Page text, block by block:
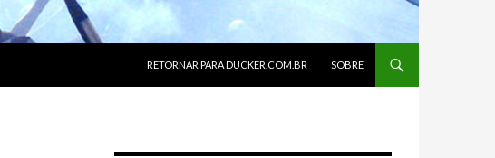
RETORNAR PARA DUCKER.COM.BR
SOBRE